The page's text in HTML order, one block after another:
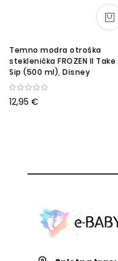
Temno modra otroška
steklenička FROZEN II Take
Sip (500 ml), Disney
12,95 €